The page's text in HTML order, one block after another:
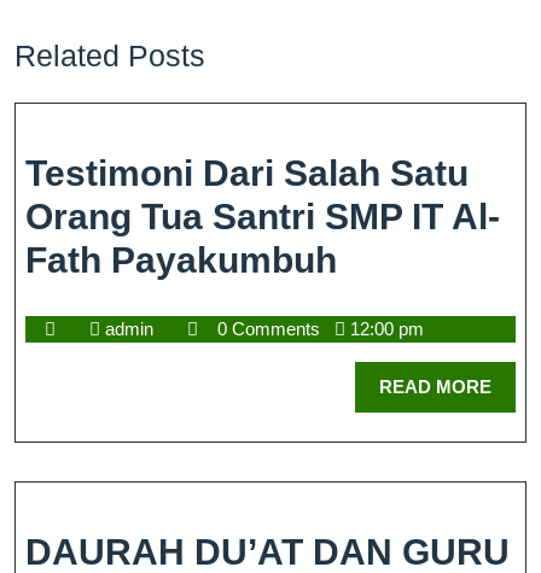
Related Posts
Testimoni Dari Salah Satu
Orang Tua Santri SMP IT Al-
Fath Payakumbuh
admin 0 Comments 12:00 pm
READ MORE
DAURAH DU’AT DAN GURU